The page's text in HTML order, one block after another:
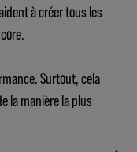
à créer tous les
Surtout, cela
la manière la plus